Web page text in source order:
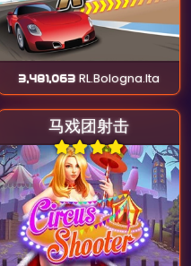
3,481,063 RL.Bologna.Ita
马戏团射击